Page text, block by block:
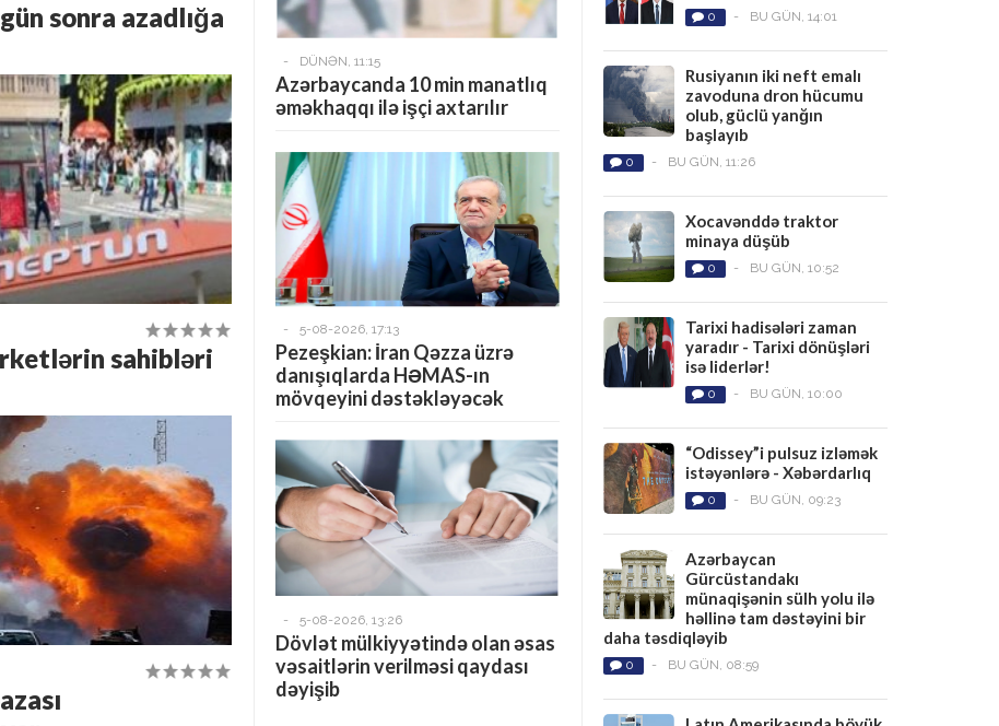
sonra azadlığa
sahibləri
- DÜNƏN, 11:15
Azərbaycanda 10 min manatlıq
əməkhaqqı ilə işçi axtarılır
- 5-08-2026, 17:13
Pezeşkian: İran Qəzza üzrə
danışıqlarda HƏMAS-ın
mövqeyini dəstəkləyəcək
- 5-08-2026, 13:26
Dövlət mülkiyyətində olan əsas
vəsaitlərin verilməsi qaydası
dəyişib
0 - BU GÜN, 14:01
Rusiyanın iki neft emalı
zavoduna dron hücumu
olub, güclü yanğın
başlayıb
0 - BU GÜN, 11:26
Xocavənddə traktor
minaya düşüb
0 - BU GÜN, 10:52
Tarixi hadisələri zaman
yaradır - Tarixi dönüşləri
isə liderlər!
0 - BU GÜN, 10:00
“Odissey”i pulsuz izləmək
istəyənlərə - Xəbərdarlıq
0 - BU GÜN, 09:23
Azərbaycan
Gürcüstandakı
münaqişənin sülh yolu ilə
həllinə tam dəstəyini bir
daha təsdiqləyib
0 - BU GÜN, 08:59